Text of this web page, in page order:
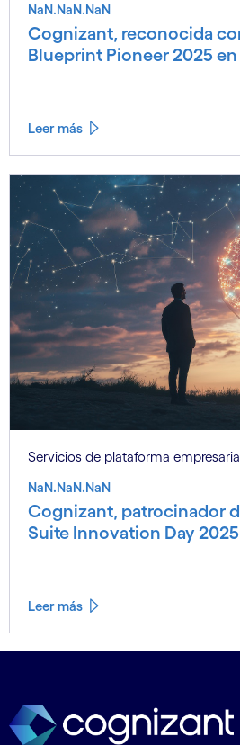
NaN.NaN.NaN
Cognizant, reconocida
Blueprint Pioneer 2025 en
Leer más
Servicios de plataforma
NaN.NaN.NaN
Cognizant, patrocinador
Suite Innovation Day 2025
Leer más